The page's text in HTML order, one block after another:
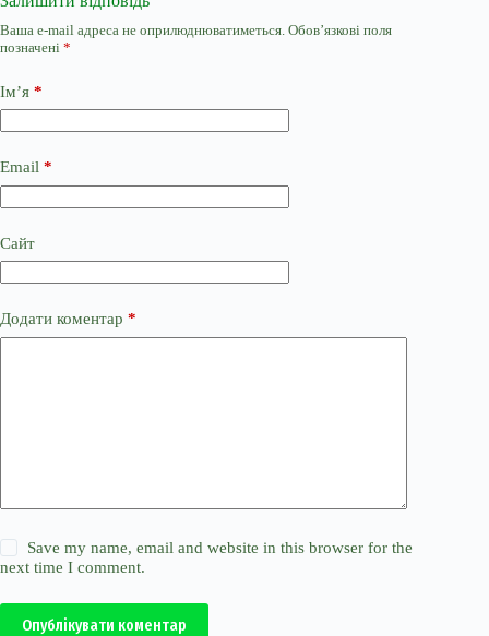
Ваша e-mail адреса не оприлюднюватиметься. Обов’язкові поля
позначені *
Ім’я *
Email *
Сайт
Додати коментар *
Save my name, email and website in this browser for the
next time I comment.
Опублікувати коментар